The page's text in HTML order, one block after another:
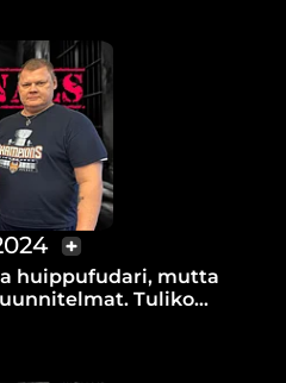
huippufudari, mutta
Tuliko